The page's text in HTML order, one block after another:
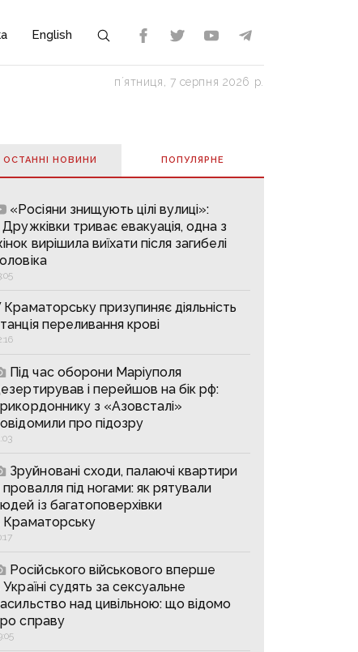
English
пʼятниця, 7 серпня 2026 р.
ОСТАННІ НОВИНИ ПОПУЛЯРНE
«Росіяни знищують цілі вулиці»:
Дружківки триває евакуація, одна з
вирішила виїхати після загибелі
Краматорську призупиняє діяльність
переливання крові
Під час оборони Маріуполя
і перейшов на бік рф:
з «Азовсталі»
про підозру
Зруйновані сходи, палаючі квартири
провалля під ногами: як рятували
із багатоповерхівки
Краматорську
Російського військового вперше
Україні судять за сексуальне
над цивільною: що відомо
справу